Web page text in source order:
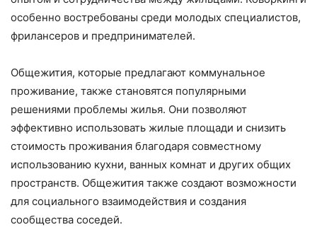
особенно востребованы среди молодых специалистов,
фрилансеров и предпринимателей.
Общежития, которые предлагают коммунальное
проживание, также становятся популярными
решениями проблемы жилья. Они позволяют
эффективно использовать жилые площади и снизить
стоимость проживания благодаря совместному
использованию кухни, ванных комнат и других общих
пространств. Общежития также создают возможности
для социального взаимодействия и создания
сообщества соседей.